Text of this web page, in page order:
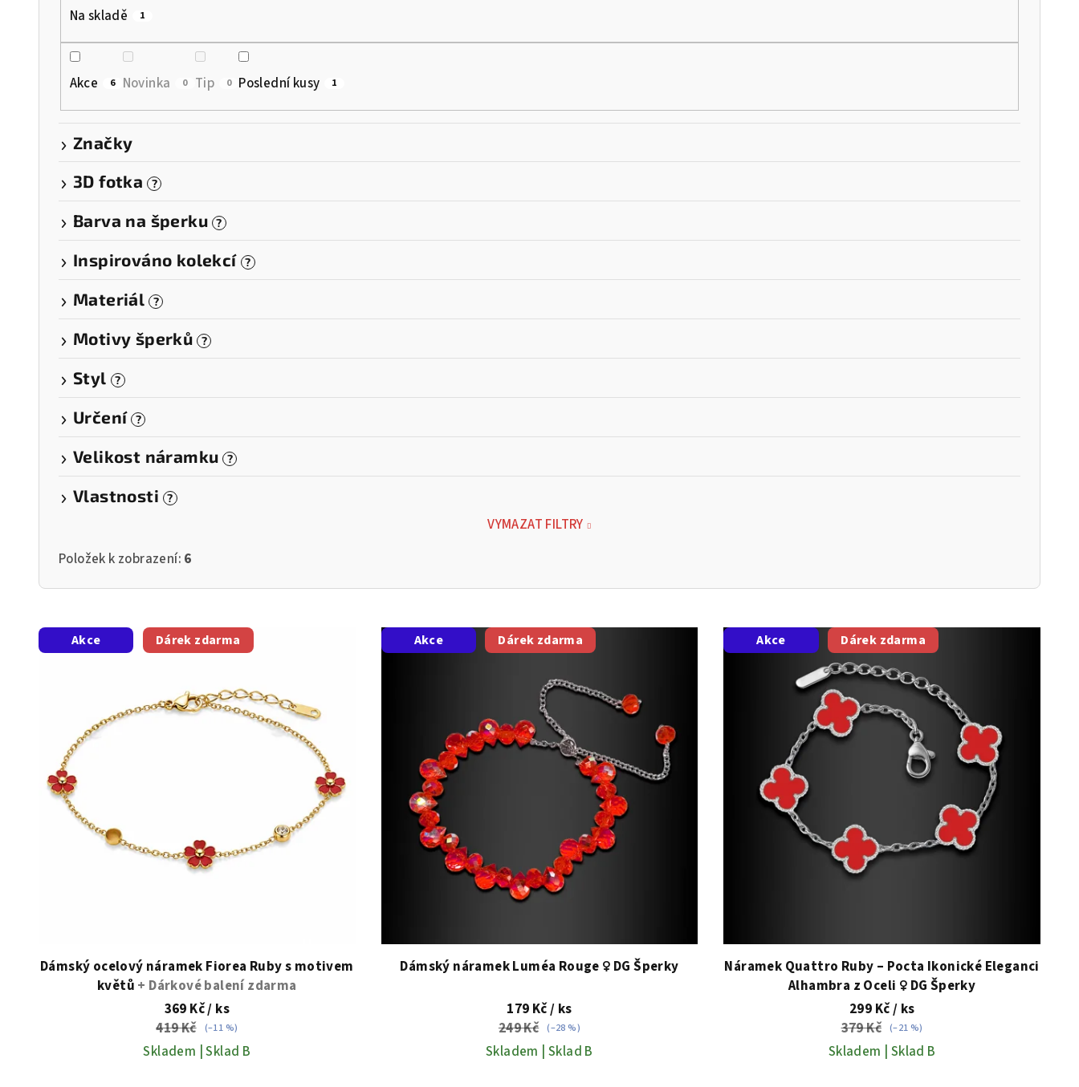
Na skladě 1
Akce 6 Novinka 0 Tip 0 Poslední kusy 1
Značky
3D fotka
?
Barva na šperku ?
Inspirováno kolekcí ?
Materiál ?
Motivy šperků ?
Styl ?
Určení ?
Velikost náramku ?
Vlastnosti ?
VYMAZAT FILTRY
Položek k zobrazení: 6
V
ý
p
t
Akce Dárek zdarma
Dámský ocelový náramek Fiorea Ruby s motivem
květů + Dárkové balení zdarma
369 Kč/ ks
419 Kč
(–11 %)
Skladem | Sklad B
Akce Dárek zdarma
Dámský náramek Luméa Rouge ♀️ DG Šperky
179 Kč/ ks
249 Kč (–28 %)
Skladem | Sklad B
Akce Dárek zdarma
Náramek Quattro Ruby – Pocta Ikonické Eleganci
Alhambra z Oceli ♀️ DG Šperky
299 Kč/ ks
379 Kč (–21 %)
Skladem | Sklad B